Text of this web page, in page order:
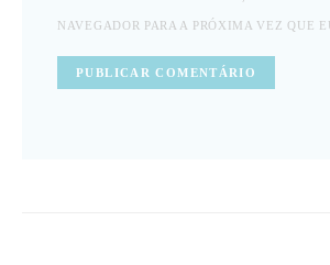
NAVEGADOR PARA A PRÓXIMA VEZ QUE